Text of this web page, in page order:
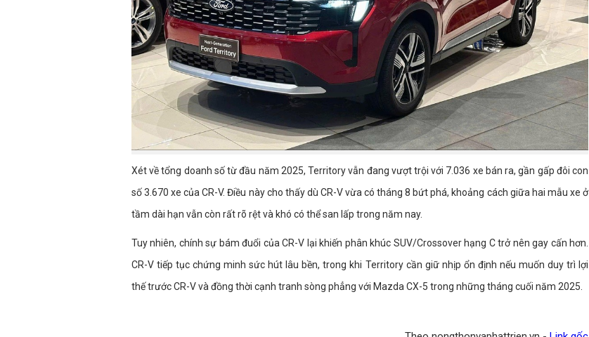
Xét về tổng doanh số từ đầu năm 2025, Territory vẫn đang vượt trội với 7.036 xe bán ra, gần gấp đôi con
số 3.670 xe của CR-V. Điều này cho thấy dù CR-V vừa có tháng 8 bứt phá, khoảng cách giữa hai mẫu xe ở
tầm dài hạn vẫn còn rất rõ rệt và khó có thể san lấp trong năm nay.
Tuy nhiên, chính sự bám đuổi của CR-V lại khiến phân khúc SUV/Crossover hạng C trở nên gay cấn hơn.
CR-V tiếp tục chứng minh sức hút lâu bền, trong khi Territory cần giữ nhịp ổn định nếu muốn duy trì lợi
thế trước CR-V và đồng thời cạnh tranh sòng phẳng với Mazda CX-5 trong những tháng cuối năm 2025.